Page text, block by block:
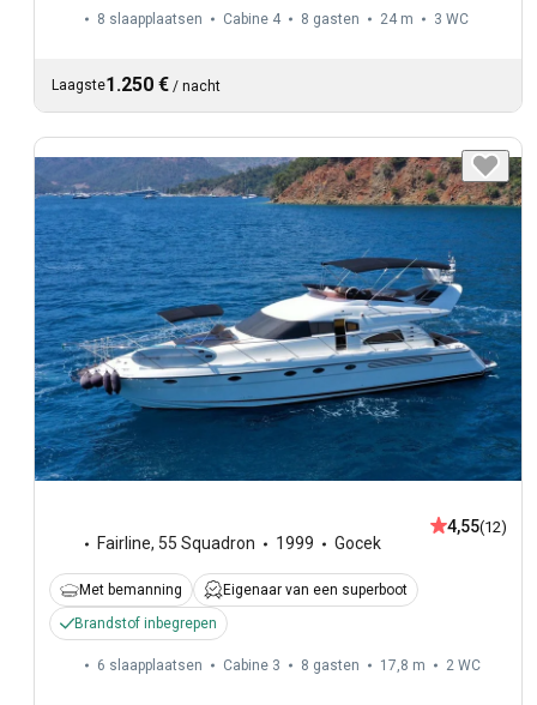
8 slaapplaatsen Cabine 4 8 gasten 24 m 3 WC
Laagste1.250 € / nacht
Fairline, 55 Squadron 1999 Gocek
4,55(12)
Met bemanning
Eigenaar van een superboot
Brandstof inbegrepen
6 slaapplaatsen Cabine 3 8 gasten 17,8 m 2 WC